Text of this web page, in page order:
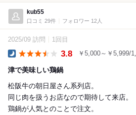
kub55
口コミ 29件 フォロワー 12人
2025/09 訪問 1回目
3.8 ￥5,000～￥5,999/1
津で美味しい鶏鍋
松阪牛の朝日屋さん系列店。
同じ肉を扱うお店なので期待して来店。
鶏鍋が人気とのことで注文。